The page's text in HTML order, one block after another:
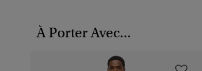
À Porter Avec...